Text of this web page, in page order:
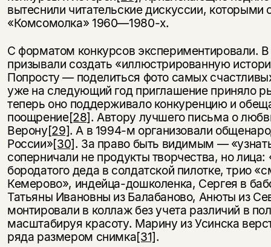
вытеснили читательские дискуссии, которыми
«Комсомолка» 1960—1980-х.
С форматом конкурсов экспериментировали.
призывали создать «иллюстрированную
Попросту — поделиться фото самых
уже на следующий год приглашение приняло
теперь оно поддерживало конкуренцию и
поощрение[28]. Автору лучшего письма о
Верону[29]. А в 1994-м организовали
России»[30]. За право быть видимым —
соперничали не продукты творчества, но лица:
бородатого деда в солдатской пилотке, трио
Кемерово», индейца-дошколенка, Сергея в
Татьяны Ивановны из Балабаново, Анюты из
монтировали в коллаж без учета различий в
масштабируя красоту. Марину из Усинска
ряда размером снимка[31].
Подписка на рассылку
Раз в неделю мы отправляем рассылку
о книгах и событиях «НЛО».
За подписку дарим промокод на
скидку 15%
Я соглашаюсь с Политикой конфиденциальности
подписаться
Этой книги временно
нет в продаже.
Вы можете подписаться на
уведомления, и при поступлении книги
на склад получить письмо на указанный
электронный адрес.
Я соглашаюсь с Политикой конфиденциальности
подписаться
Эта книга
не предназначена для
несовершеннолетних
Скажите, пожалуйста,
вам уже исполнилось 18 лет?
да
нет, вернуться назад